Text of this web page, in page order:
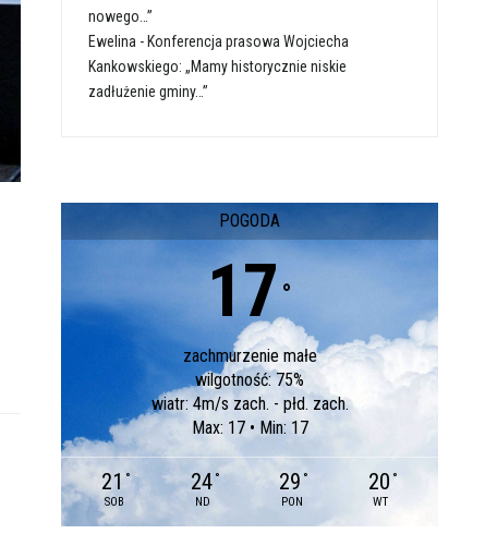
nowego…”
Ewelina - Konferencja prasowa Wojciecha
Kankowskiego: „Mamy historycznie niskie
zadłużenie gminy…”
POGODA
17 °
zachmurzenie małe
wilgotność: 75%
wiatr: 4m/s zach. - płd. zach.
Max: 17 • Min: 17
21 °
SOB
24 °
ND
29 °
PON
20 °
WT